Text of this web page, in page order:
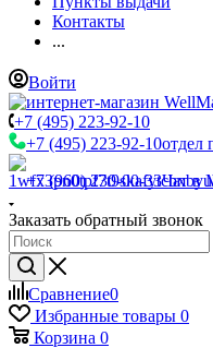
Контакты
...
Войти
+7 (495) 223-92-10
+7 (495) 223-92-10отдел
+7 (960) 230-00-33Чат в
Заказать обратный звонок
Сравнение0
Избранные товары 0
Корзина 0